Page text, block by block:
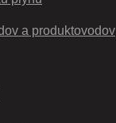
a produktovodov